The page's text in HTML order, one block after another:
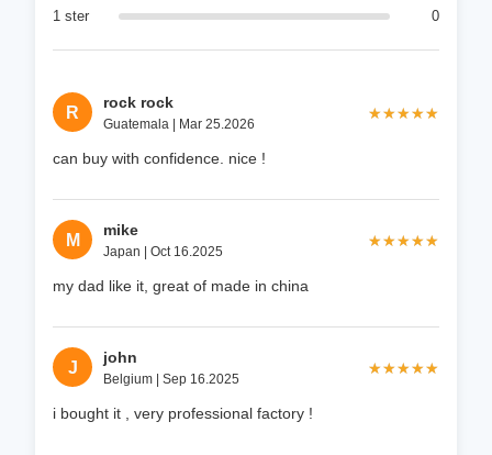
1 ster 0
R
rock rock
Guatemala | Mar 25.2026
★★★★★
★★★★★
can buy with confidence. nice !
M
mike
Japan | Oct 16.2025
★★★★★
★★★★★
my dad like it, great of made in china
J
john
Belgium | Sep 16.2025
★★★★★
★★★★★
i bought it , very professional factory !